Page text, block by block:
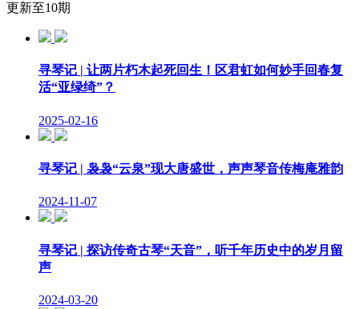
更新至10期
寻琴记 | 让两片朽木起死回生！区君虹如何妙手回春复
活“亚绿绮”？
2025-02-16
寻琴记 | 袅袅“云泉”现大唐盛世，声声琴音传梅庵雅韵
2024-11-07
寻琴记 | 探访传奇古琴“天音”，听千年历史中的岁月留
声
2024-03-20